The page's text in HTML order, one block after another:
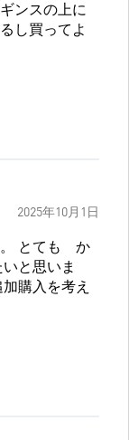
ンスの上に
し買ってよ
2025年10月1日
。 とても か
と思いま
購入を考え